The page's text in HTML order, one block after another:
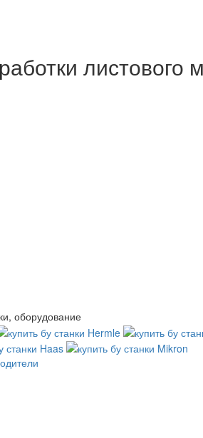
листового
оборудование